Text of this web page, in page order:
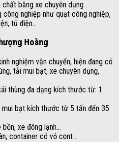
chất bằng xe chuyên dụng
công nghiệp như quạt công nghiệp,
tủ điện..
Hoàng
nghiệm vận chuyển, hiện đang có
tải mui bạt, xe chuyên dụng,
thùng đa dạng kích thước từ: 1
bạt kích thước từ 5 tấn đến 35
xe đông lạnh…
container có vỏ cont .